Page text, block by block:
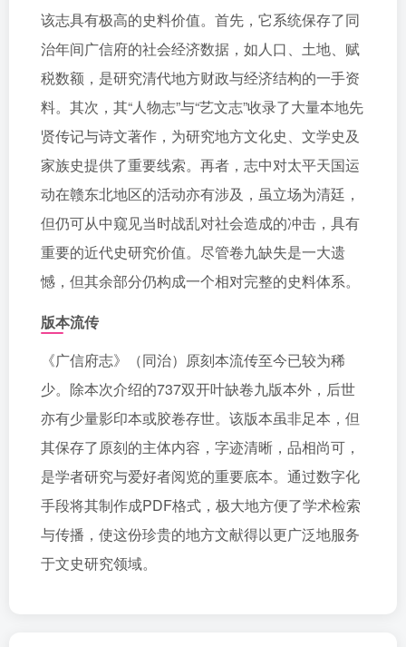
该志具有极高的史料价值。首先，它系统保存了同
治年间广信府的社会经济数据，如人口、土地、赋
税数额，是研究清代地方财政与经济结构的一手资
料。其次，其“人物志”与“艺文志”收录了大量本地先
贤传记与诗文著作，为研究地方文化史、文学史及
家族史提供了重要线索。再者，志中对太平天国运
动在赣东北地区的活动亦有涉及，虽立场为清廷，
但仍可从中窥见当时战乱对社会造成的冲击，具有
重要的近代史研究价值。尽管卷九缺失是一大遗
憾，但其余部分仍构成一个相对完整的史料体系。
版本流传
《广信府志》（同治）原刻本流传至今已较为稀
少。除本次介绍的737双开叶缺卷九版本外，后世
亦有少量影印本或胶卷存世。该版本虽非足本，但
其保存了原刻的主体内容，字迹清晰，品相尚可，
是学者研究与爱好者阅览的重要底本。通过数字化
手段将其制作成PDF格式，极大地方便了学术检索
与传播，使这份珍贵的地方文献得以更广泛地服务
于文史研究领域。